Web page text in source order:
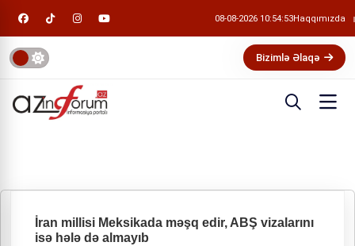
08-08-2026 10:54:54Haqqımızda
Bizimlə Əlaqə
İran millisi Meksikada məşq edir, ABŞ vizalarını
isə hələ də almayıb